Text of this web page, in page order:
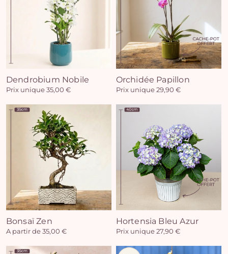
Dendrobium Nobile
Prix unique 35,00 €
Orchidée Papillon
Prix unique 29,90 €
Bonsaï Zen
A partir de 35,00 €
Hortensia Bleu Azur
Prix unique 27,90 €